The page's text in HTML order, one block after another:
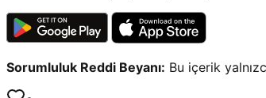
Sorumluluk Reddi Beyanı: Bu içerik